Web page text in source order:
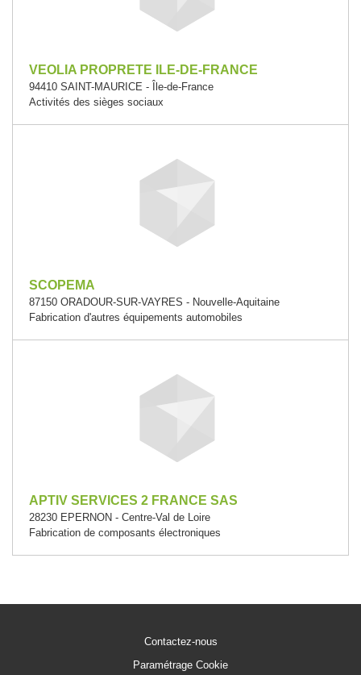
VEOLIA PROPRETE ILE-DE-FRANCE
94410 SAINT-MAURICE - Île-de-France
Activités des sièges sociaux
SCOPEMA
87150 ORADOUR-SUR-VAYRES - Nouvelle-Aquitaine
Fabrication d'autres équipements automobiles
APTIV SERVICES 2 FRANCE SAS
28230 EPERNON - Centre-Val de Loire
Fabrication de composants électroniques
Contactez-nous
Paramétrage Cookie